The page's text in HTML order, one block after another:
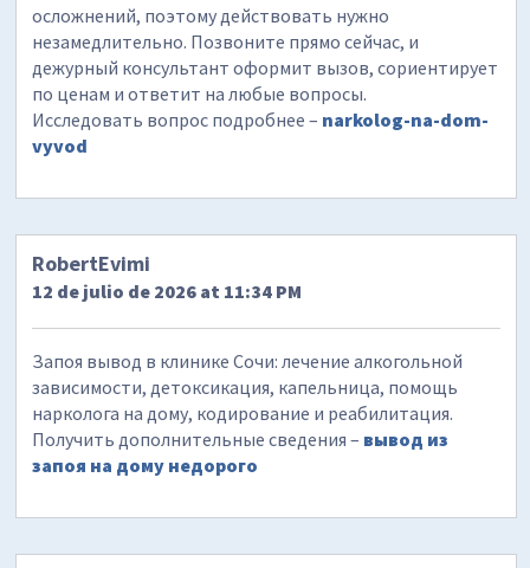
осложнений, поэтому действовать нужно
незамедлительно. Позвоните прямо сейчас, и
дежурный консультант оформит вызов, сориентирует
по ценам и ответит на любые вопросы.
Исследовать вопрос подробнее – narkolog-na-dom-
vyvod
RobertEvimi
12 de julio de 2026 at 11:34 PM
Запоя вывод в клинике Сочи: лечение алкогольной
зависимости, детоксикация, капельница, помощь
нарколога на дому, кодирование и реабилитация.
Получить дополнительные сведения – вывод из
запоя на дому недорого